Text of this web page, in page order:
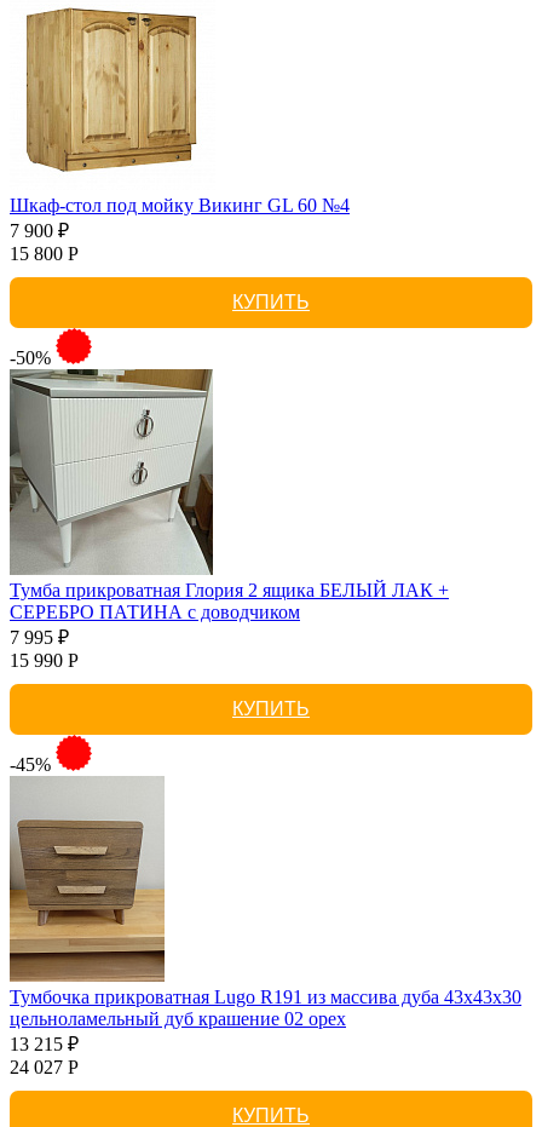
Шкаф-стол под мойку Викинг GL 60 №4
7 900 ₽
15 800 Р
КУПИТЬ
-50%
Тумба прикроватная Глория 2 ящика БЕЛЫЙ ЛАК +
СЕРЕБРО ПАТИНА с доводчиком
7 995 ₽
15 990 Р
КУПИТЬ
-45%
Тумбочка прикроватная Lugo R191 из массива дуба 43х43х30
цельноламельный дуб крашение 02 орех
13 215 ₽
24 027 Р
КУПИТЬ